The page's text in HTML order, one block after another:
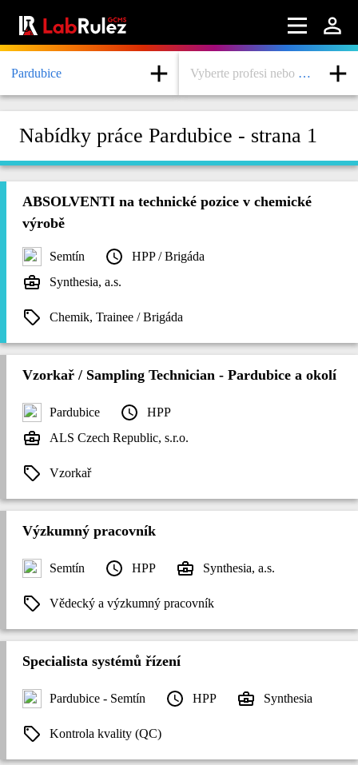
Pardubice Vyberte profesi nebo obor
Nabídky práce Pardubice - strana 1
ABSOLVENTI na technické pozice v chemické
výrobě
Semtín
HPP / Brigáda
Synthesia, a.s.
Chemik, Trainee / Brigáda
Vzorkař / Sampling Technician - Pardubice a okolí
Pardubice
HPP
ALS Czech Republic, s.r.o.
Vzorkař
Výzkumný pracovník
Semtín HPP Synthesia, a.s.
Vědecký a výzkumný pracovník
Specialista systémů řízení
Pardubice - Semtín HPP Synthesia
Kontrola kvality (QC)